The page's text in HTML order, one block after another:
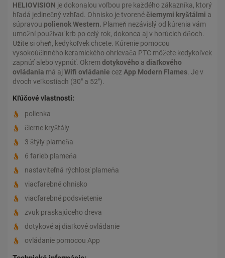
HELIOVISION je dokonalou voľbou pre každého zákazníka, ktorý
hľadá jedinečný vzhľad. Ohnisko je tvorenéčiernymi kryštálmi a
súpravou polienok Western. Plameň nezávislý od kúrenia vám
umožní používať krb po celý rok, dokonca aj v horúcich dňoch.
Užite si oheň, kedykoľvek chcete. Kúrenie pomocou
vysokoúčinného keramického ohrievača PTC môžete kedykoľvek
zapnúť alebo vypnúť. Okrem dotykového a diaľkového
ovládania má aj Wifi ovládanie cez App Modern Flames . Je v
dvoch veľkostiach (30" a 52").
Kľúčové vlastnosti:
polienka
čierne kryštály
3 štýly plameňa
6 farieb plameňa
nastaviteľná rýchlosť plameňa
viacfarebné ohnisko
viacfarebné podsvietenie
zvuk praskajúceho dreva
dotykové aj diaľkové ovládanie
ovládanie pomocou App